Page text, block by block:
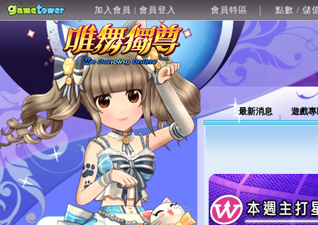
加入會員 | 會員登入 會員特區 點數 / 儲
最新消息 遊戲